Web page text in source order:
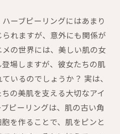
ーブピーリングにはあまり
れますが、意外にも関係が
の世界には、美しい肌の女
場しますが、彼女たちの肌
いるのでしょうか？ 実は、
の美肌を支える大切なアイ
ピーリングは、肌の古い角
を作ることで、肌をピンと